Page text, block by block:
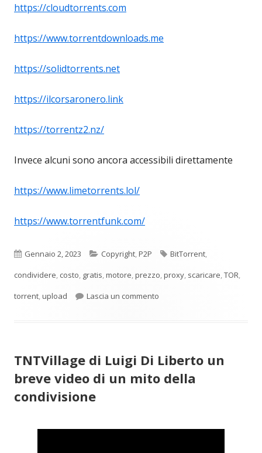
https://cloudtorrents.com
https://www.torrentdownloads.me
https://solidtorrents.net
https://ilcorsaronero.link
https://torrentz2.nz/
Invece alcuni sono ancora accessibili direttamente
https://www.limetorrents.lol/
https://www.torrentfunk.com/
Pubblicato
Gennaio 2, 2023 Categorie
Copyright,P2P Tag
BitTorrent,
condividere, costo, gratis,motore,prezzo,proxy, scaricare,TOR,
torrent,upload Lascia un commento
TNTVillage di Luigi Di Liberto un
breve video di un mito della
condivisione